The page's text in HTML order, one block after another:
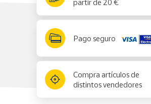
partir de 20 €
Pago seguro
Compra artículos de
distintos vendedores